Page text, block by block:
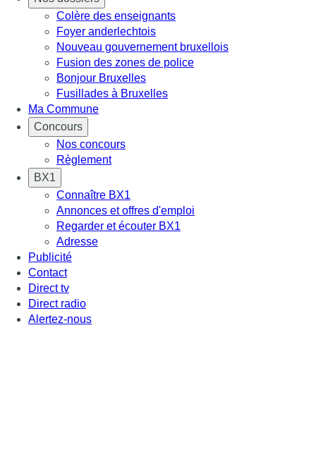
Colère des enseignants
Foyer anderlechtois
Nouveau gouvernement bruxellois
Fusion des zones de police
Bonjour Bruxelles
Fusillades à Bruxelles
Ma Commune
Concours
Nos concours
Règlement
BX1
Connaître BX1
Annonces et offres d'emploi
Regarder et écouter BX1
Adresse
Publicité
Contact
Direct tv
Direct radio
Alertez-nous